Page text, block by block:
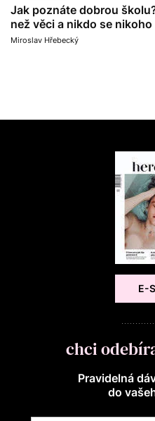
Jak poznáte dobrou
než věci a nikdo se
Miroslav Hřebecký
E-
chci
Pravidelná
do